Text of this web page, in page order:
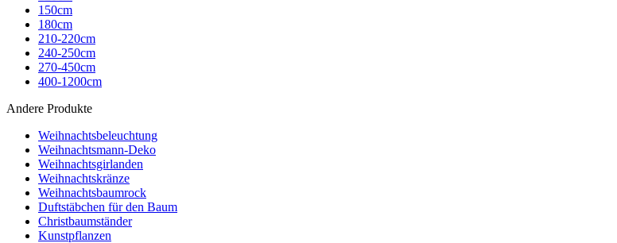
150cm
180cm
210-220cm
240-250cm
270-450cm
400-1200cm
Andere Produkte
Weihnachtsbeleuchtung
Weihnachtsmann-Deko
Weihnachtsgirlanden
Weihnachtskränze
Weihnachtsbaumrock
Duftstäbchen für den Baum
Christbaumständer
Kunstpflanzen